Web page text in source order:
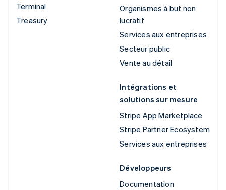
Terminal
Treasury
Organismes à but non
lucratif
Services aux entreprises
Secteur public
Vente au détail
Intégrations et
solutions sur mesure
Stripe App Marketplace
Stripe Partner Ecosystem
Services aux entreprises
Développeurs
Documentation